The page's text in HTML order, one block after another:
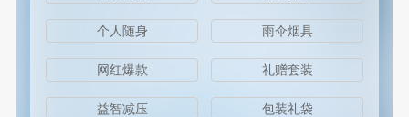
个人随身 雨伞烟具
网红爆款 礼赠套装
益智减压 包装礼袋